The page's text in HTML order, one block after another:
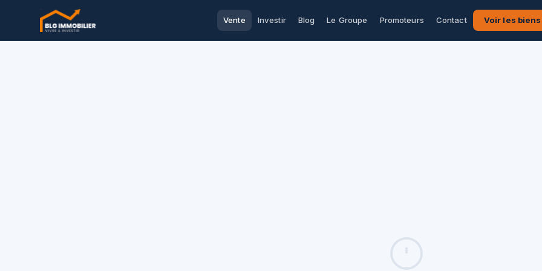
Vente Investir Blog Le Groupe Promoteurs Contact Voir les biens